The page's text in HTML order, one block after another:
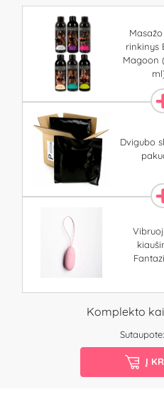
rinkinys
Magoon
Dvigubo
Komplekto
Sutaupote:
Į